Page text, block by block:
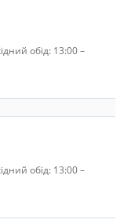
обід: 13:00 –
обід: 13:00 –